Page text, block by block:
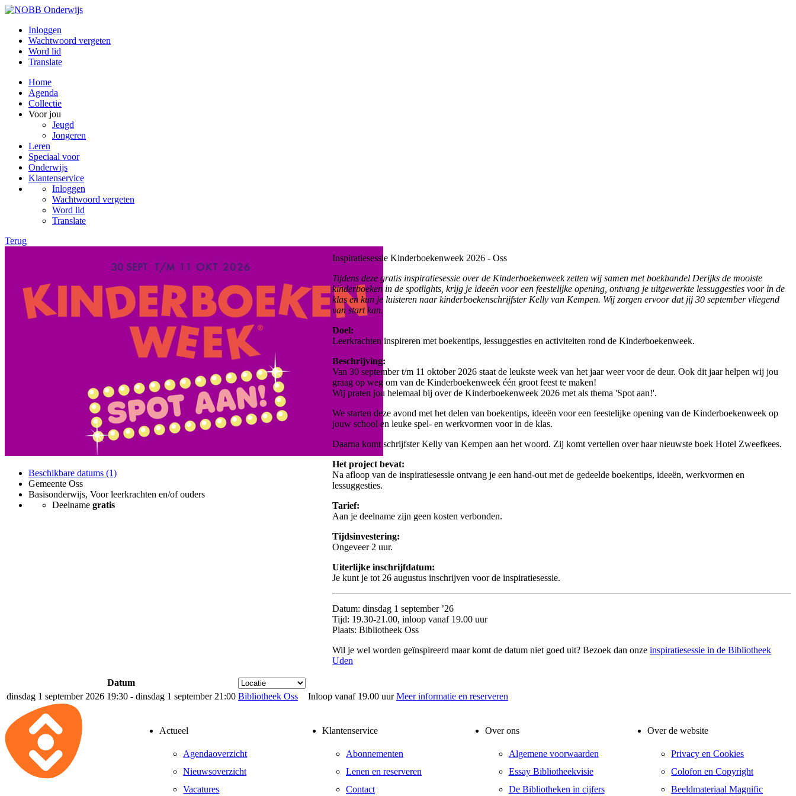
Inloggen
Wachtwoord vergeten
Word lid
Translate
Home
Agenda
Collectie
Voor jou
Jeugd
Jongeren
Leren
Speciaal voor
Onderwijs
Klantenservice
Inloggen
Wachtwoord vergeten
Word lid
Translate
Terug
Beschikbare datums (1)
Gemeente Oss
Basisonderwijs, Voor leerkrachten en/of ouders
Deelname gratis
Inspiratiesessie Kinderboekenweek 2026 - Oss
Tijdens deze gratis inspiratiesessie over de Kinderboekenweek zetten wij samen met boekhandel Derijks de mooiste
kinderboeken in de spotlights, krijg je ideeën voor een feestelijke opening, ontvang je uitgewerkte lessuggesties voor in de
klas en kun je luisteren naar kinderboekenschrijfster Kelly van Kempen. Wij zorgen ervoor dat jij 30 september vliegend
van start kan.
Doel:
Leerkrachten inspireren met boekentips, lessuggesties en activiteiten rond de Kinderboekenweek.
Beschrijving:
Van 30 september t/m 11 oktober 2026 staat de leukste week van het jaar weer voor de deur. Ook dit jaar helpen wij jou
graag op weg om van de Kinderboekenweek één groot feest te maken!
Wij praten jou helemaal bij over de Kinderboekenweek 2026 met als thema 'Spot aan!'.
We starten deze avond met het delen van boekentips, ideeën voor een feestelijke opening van de Kinderboekenweek op
jouw school en leuke spel- en werkvormen voor in de klas.
Daarna komt schrijfster Kelly van Kempen aan het woord. Zij komt vertellen over haar nieuwste boek Hotel Zweefkees.
Het project bevat:
Na afloop van de inspiratiesessie ontvang je een hand-out met de gedeelde boekentips, ideeën, werkvormen en
lessuggesties.
Tarief:
Aan je deelname zijn geen kosten verbonden.
Tijdsinvestering:
Ongeveer 2 uur.
Uiterlijke inschrijfdatum:
Je kunt je tot 26 augustus inschrijven voor de inspiratiesessie.
Datum: dinsdag 1 september ’26
Tijd: 19.30-21.00, inloop vanaf 19.00 uur
Plaats: Bibliotheek Oss
Wil je wel worden geïnspireerd maar komt de datum niet goed uit? Bezoek dan onzeinspiratiesessie in de Bibliotheek
Uden
Datum
dinsdag 1 september 2026 19:30 - dinsdag 1 september 21:00 Bibliotheek Oss Inloop vanaf 19.00 uur Meer informatie en reserveren
Actueel
Agendaoverzicht
Nieuwsoverzicht
Vacatures
Klantenservice
Abonnementen
Lenen en reserveren
Contact
Over ons
Algemene voorwaarden
Essay Bibliotheekvisie
De Bibliotheken in cijfers
Over de website
Privacy en Cookies
Colofon en Copyright
Beeldmateriaal Magnific